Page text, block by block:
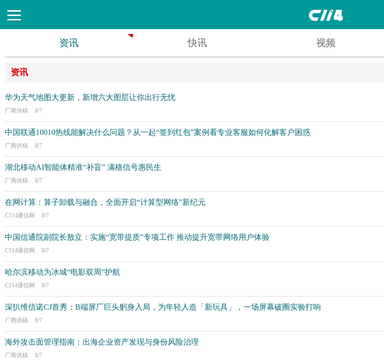
资讯 快讯 视频
资讯
华为天气地图大更新，新增六大图层让你出行无忧
厂商供稿 8/7
中国联通10010热线能解决什么问题？从一起“签到红包”案例看专业客服如何化解客户困惑
厂商供稿 8/7
湖北移动AI智能体精准“补盲” 满格信号惠民生
厂商供稿 8/7
在网计算：算子卸载与融合，全面开启“计算型网络”新纪元
C114通信网 8/7
中国信通院副院长敖立：实施“宽带提质”专项工作 推动提升宽带网络用户体验
C114通信网 8/7
哈尔滨移动为冰城“电影双周”护航
C114通信网 8/7
深扒维信诺CJ首秀：B端屏厂巨头躬身入局，为年轻人造「新玩具」，一场屏幕破圈实验打响
厂商供稿 8/7
海外攻击面管理指南：出海企业资产发现与身份风险治理
厂商供稿 8/7